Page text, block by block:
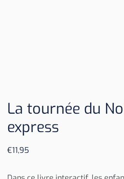
La tournée du
express
€11,95